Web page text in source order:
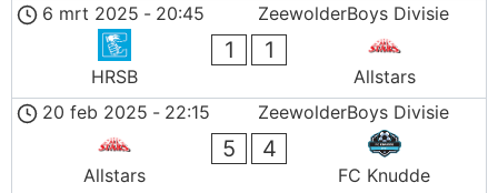
ZeewolderBoys Divisie
6 mrt 2025 - 20:45
HRSB
1 1
Allstars
ZeewolderBoys Divisie
20 feb 2025 - 22:15
Allstars
5 4
FC Knudde